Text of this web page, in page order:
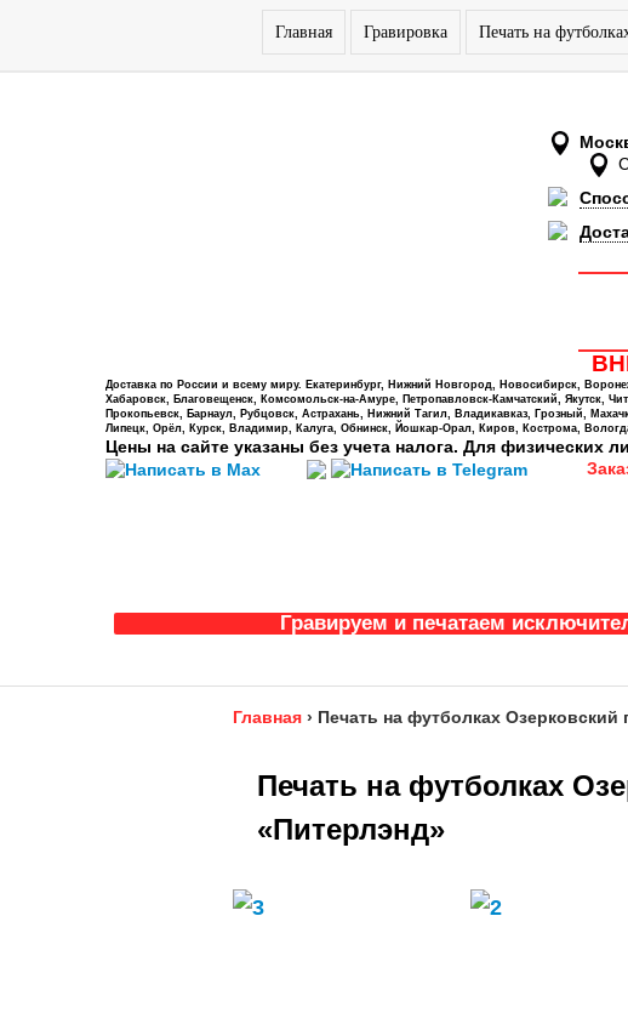
Главная Гравировка Печать на
Доставка по России и всему миру. Екатеринбург, Нижний Новгород, Новосибирск,
Хабаровск, Благовещенск, Комсомольск-на-Амуре, Петропавловск-Камчатский, Якутск,
Прокопьевск, Барнаул, Рубцовск, Астрахань, Нижний Тагил, Владикавказ, Грозный,
Липецк, Орёл, Курск, Владимир, Калуга, Обнинск, Йошкар-Орал, Киров, Кострома,
Цены на сайте указаны без учета налога. Для физических
Гравируем и печатаем
Главная › Печать на футболках
Печать на футболках
«Питерлэнд»